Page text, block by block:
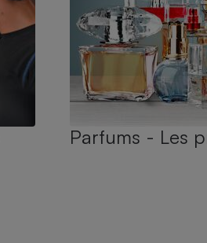
Parfums - Les